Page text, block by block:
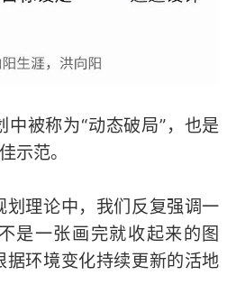
被称为“动态破局”，也是
示范。
划理论中，我们反复强调一
是一张画完就收起来的图
据环境变化持续更新的活地